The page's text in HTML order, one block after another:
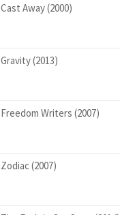
Cast Away (2000)
Gravity (2013)
Freedom Writers (2007)
Zodiac (2007)